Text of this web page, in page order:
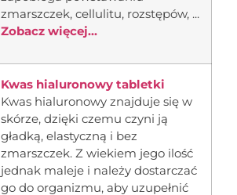
zmarszczek, cellulitu, rozstępów, ...
Zobacz więcej...
Kwas hialuronowy tabletki
Kwas hialuronowy znajduje się w
skórze, dzięki czemu czyni ją
gładką, elastyczną i bez
zmarszczek. Z wiekiem jego ilość
jednak maleje i należy dostarczać
go do organizmu, aby uzupełnić